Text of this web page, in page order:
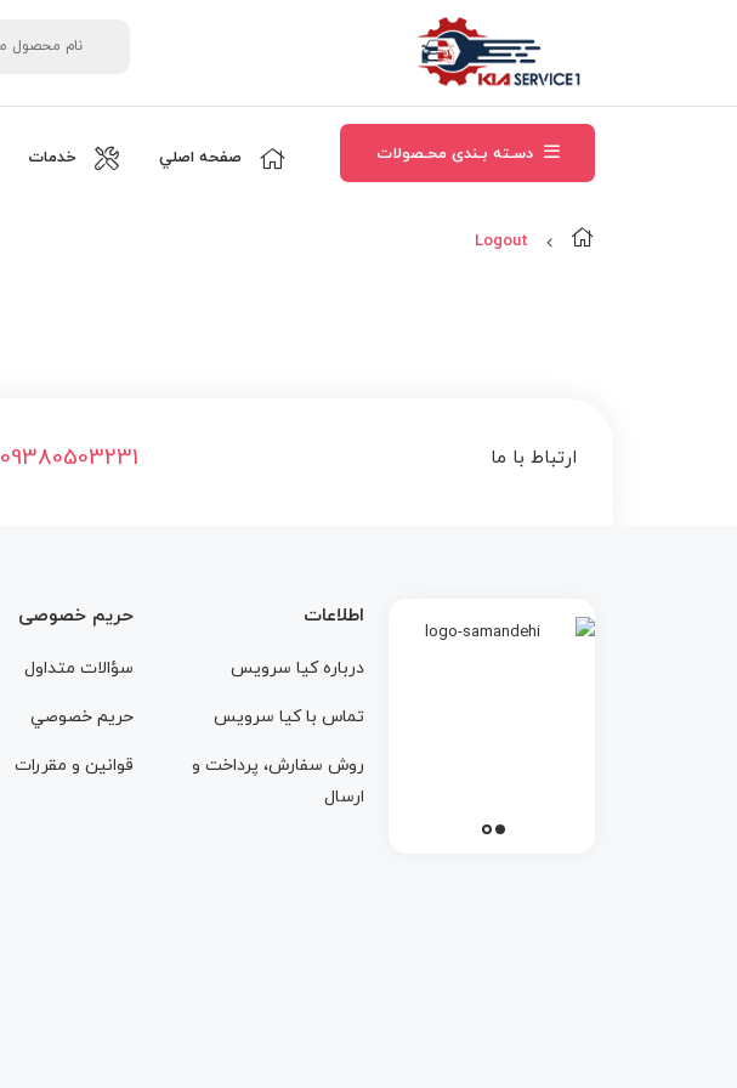
دسـته بـندی محـصولات صفحه اصلي خدمات
Logout
ارتباط با ما 09380503231
اطلاعات
درباره کيا سرويس
تماس با کيا سرويس
روش سفارش، پرداخت و
ارسال
حریم خصوصی
سؤالات متداول
حريم خصوصي
قوانين و مقررات